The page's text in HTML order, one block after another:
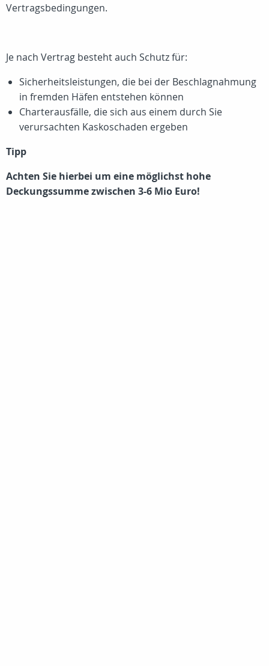
Vertragsbedingungen.
Je nach Vertrag besteht auch Schutz für:
Sicherheitsleistungen, die bei der Beschlagnahmung
in fremden Häfen entstehen können
Charterausfälle, die sich aus einem durch Sie
verursachten Kaskoschaden ergeben
Tipp
Achten Sie hierbei um eine möglichst hohe
Deckungssumme zwischen 3-6 Mio Euro!